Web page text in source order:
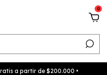
0
a partir de $200.000 •